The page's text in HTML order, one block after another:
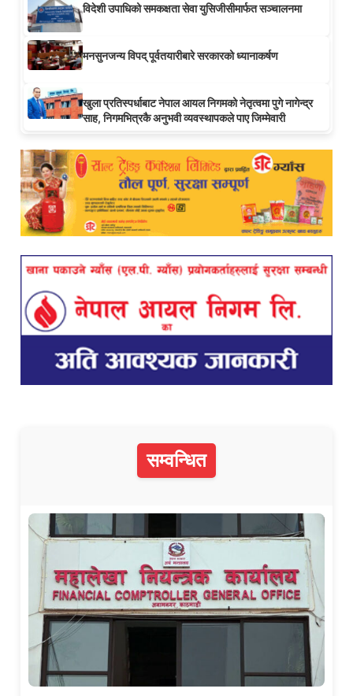
विदेशी उपाधिको समकक्षता सेवा युसिजीसीमार्फत सञ्चालनमा
मनसुनजन्य विपद् पूर्वतयारीबारे सरकारको ध्यानाकर्षण
खुला प्रतिस्पर्धाबाट नेपाल आयल निगमको नेतृत्वमा पुगे नागेन्द्र
साह, निगमभित्रकै अनुभवी व्यवस्थापकले पाए जिम्मेवारी
सम्वन्धित